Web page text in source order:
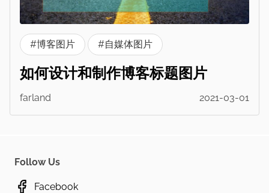
#博客图片 #自媒体图片
如何设计和制作博客标题图片
farland 2021-03-01
Follow Us
Facebook